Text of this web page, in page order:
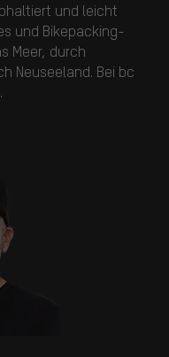
und leicht
und Bikepacking-
Meer, durch
Neuseeland. Bei bc